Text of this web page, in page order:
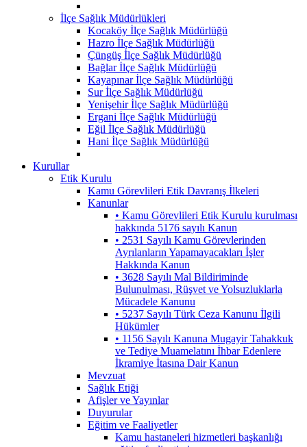
İlçe Sağlık Müdürlükleri
Kocaköy İlçe Sağlık Müdürlüğü
Hazro İlçe Sağlık Müdürlüğü
Çüngüş İlçe Sağlık Müdürlüğü
Bağlar İlçe Sağlık Müdürlüğü
Kayapınar İlçe Sağlık Müdürlüğü
Sur İlçe Sağlık Müdürlüğü
Yenişehir İlçe Sağlık Müdürlüğü
Ergani İlçe Sağlık Müdürlüğü
Eğil İlçe Sağlık Müdürlüğü
Hani İlçe Sağlık Müdürlüğü
Kurullar
Etik Kurulu
Kamu Görevlileri Etik Davranış İlkeleri
Kanunlar
• Kamu Görevlileri Etik Kurulu kurulması
hakkında 5176 sayılı Kanun
• 2531 Sayılı Kamu Görevlerinden
Ayrılanların Yapamayacakları İşler
Hakkında Kanun
• 3628 Sayılı Mal Bildiriminde
Bulunulması, Rüşvet ve Yolsuzluklarla
Mücadele Kanunu
• 5237 Sayılı Türk Ceza Kanunu İlgili
Hükümler
• 1156 Sayılı Kanuna Mugayir Tahakkuk
ve Tediye Muamelatını İhbar Edenlere
İkramiye İtasına Dair Kanun
Mevzuat
Sağlık Etiği
Afişler ve Yayınlar
Duyurular
Eğitim ve Faaliyetler
Kamu hastaneleri hizmetleri başkanlığı